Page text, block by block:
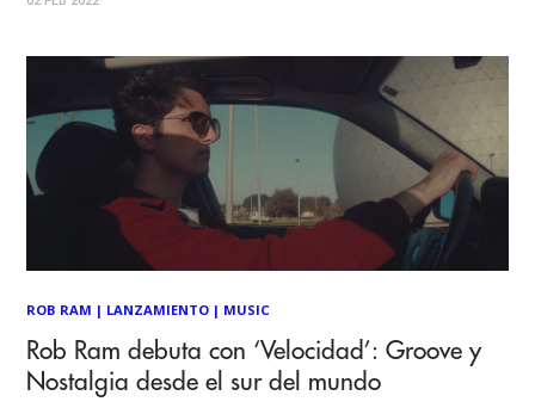
interesante retratar esa vibra alternativa. Algunos se sienten
ROB RAM | LANZAMIENTO | MUSIC
Rob Ram debuta con ‘Velocidad’: Groove y
Nostalgia desde el sur del mundo